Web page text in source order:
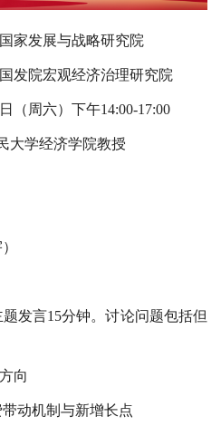
家发展与战略研究院
发院宏观经济治理研究院
（周六）下午14:00-17:00
民大学经济学院教授
发言15分钟。讨论问题包括但
向
动机制与新增长点